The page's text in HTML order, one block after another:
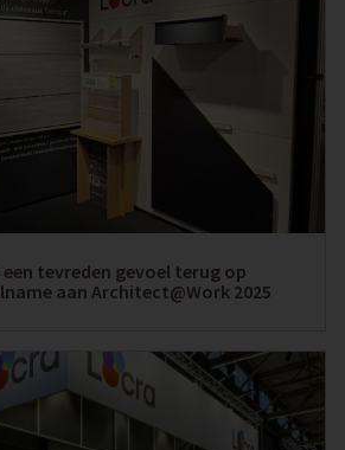
tevreden gevoel terug op
aan Architect@Work 2025